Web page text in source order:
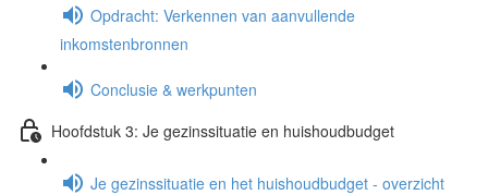
Opdracht: Verkennen van aanvullende
inkomstenbronnen
Conclusie & werkpunten
Hoofdstuk 3: Je gezinssituatie en huishoudbudget
Je gezinssituatie en het huishoudbudget - overzicht